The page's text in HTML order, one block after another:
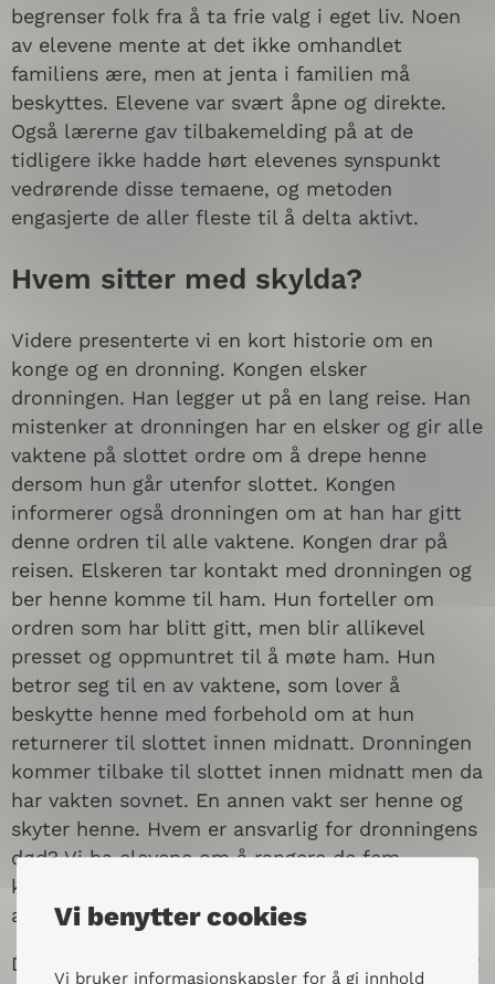
Vi benytter cookies
Vi bruker informasjonskapsler for å gi innhold
begrenser folk fra å ta frie valg i eget liv. Noen
av elevene mente at det ikke omhandlet
familiens ære, men at jenta i familien må
beskyttes. Elevene var svært åpne og direkte.
Også lærerne gav tilbakemelding på at de
tidligere ikke hadde hørt elevenes synspunkt
vedrørende disse temaene, og metoden
engasjerte de aller fleste til å delta aktivt.
Hvem sitter med skylda?
Videre presenterte vi en kort historie om en
konge og en dronning. Kongen elsker
dronningen. Han legger ut på en lang reise. Han
mistenker at dronningen har en elsker og gir alle
vaktene på slottet ordre om å drepe henne
dersom hun går utenfor slottet. Kongen
informerer også dronningen om at han har gitt
denne ordren til alle vaktene. Kongen drar på
reisen. Elskeren tar kontakt med dronningen og
ber henne komme til ham. Hun forteller om
ordren som har blitt gitt, men blir allikevel
presset og oppmuntret til å møte ham. Hun
betror seg til en av vaktene, som lover å
beskytte henne med forbehold om at hun
returnerer til slottet innen midnatt. Dronningen
kommer tilbake til slottet innen midnatt men da
har vakten sovnet. En annen vakt ser henne og
skyter henne. Hvem er ansvarlig for dronningens
død? Vi ba elevene om å rangere de fem
karakterene i historien fra mest til minst
ansvarlig.
Det er selvsagt flere dilemmaer i denne korte og